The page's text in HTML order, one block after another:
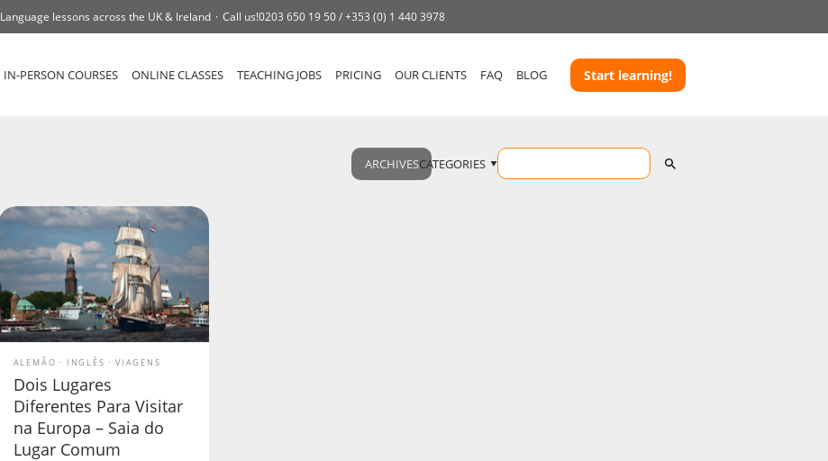
Language lessons across the UK & Ireland Call us!0203 650 19 50 /+353 (0) 1 440 3978
IN-PERSON COURSES ONLINE CLASSES TEACHING JOBS PRICING OUR CLIENTS FAQ BLOG Start learning!
ARCHIVESCATEGORIES
ALEMÃO INGLÊS VIAGENS
Dois Lugares
Diferentes Para Visitar
na Europa – Saia do
Lugar Comum